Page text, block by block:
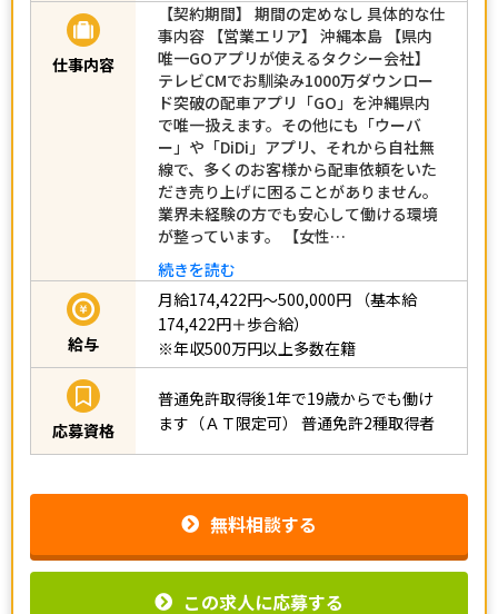
仕事内容
【契約期間】 期間の定めなし 具体的な仕
事内容 【営業エリア】 沖縄本島 【県内
唯一GOアプリが使えるタクシー会社】
テレビCMでお馴染み1000万ダウンロー
ド突破の配車アプリ「GO」を沖縄県内
で唯一扱えます。その他にも「ウーバ
ー」や「DiDi」アプリ、それから自社無
線で、多くのお客様から配車依頼をいた
だき売り上げに困ることがありません。
業界未経験の方でも安心して働ける環境
が整っています。 【女性…
続きを読む
給与
月給174,422円～500,000円 （基本給
174,422円＋歩合給）
※年収500万円以上多数在籍
応募資格
普通免許取得後1年で19歳からでも働け
ます（ＡＴ限定可）
普通免許2種取得者
無料相談する
この求人に応募する